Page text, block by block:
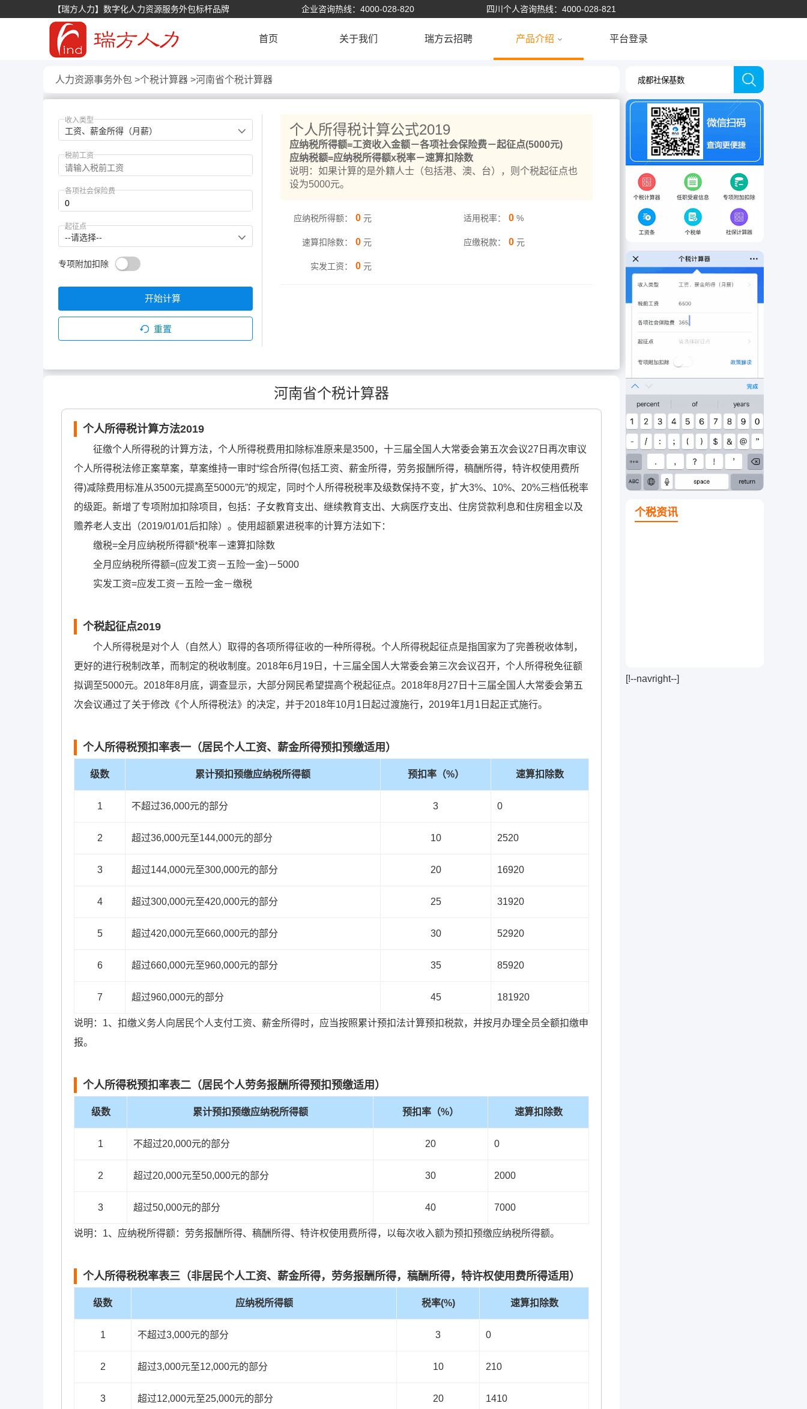
【瑞方人力】数字化人力资源服务外包标杆品牌 企业咨询热线：4000-028-820 四川个人咨询热线：4000-028-821
首页 关于我们 瑞方云招聘 产品介绍 平台登录
人力资源事务外包 个税计算器 河南省个税计算器
收入类型
工资、薪金所得（月薪）
税前工资
各项社会保险费
起征点
--请选择--
专项附加扣除
开始计算
重置
个人所得税计算公式2019
应纳税所得额=工资收入金额－各项社会保险费－起征点(5000元)
应纳税额=应纳税所得额x税率－速算扣除数
说明：如果计算的是外籍人士（包括港、澳、台），则个税起征点也
设为5000元。
应纳税所得额： 0 元 适用税率： 0%
速算扣除数： 0 元 应缴税款： 0元
实发工资： 0 元
河南省个税计算器
个人所得税计算方法2019
征缴个人所得税的计算方法，个人所得税费用扣除标准原来是3500，十三届全国人大常委会第五次会议27日再次审议
个人所得税法修正案草案，草案维持一审时“综合所得(包括工资、薪金所得，劳务报酬所得，稿酬所得，特许权使用费所
得)减除费用标准从3500元提高至5000元”的规定，同时个人所得税税率及级数保持不变，扩大3%、10%、20%三档低税率
的级距。新增了专项附加扣除项目，包括：子女教育支出、继续教育支出、大病医疗支出、住房贷款利息和住房租金以及
赡养老人支出（2019/01/01后扣除）。使用超额累进税率的计算方法如下：
缴税=全月应纳税所得额*税率－速算扣除数
全月应纳税所得额=(应发工资－五险一金)－5000
实发工资=应发工资－五险一金－缴税
个税起征点2019
个人所得税是对个人（自然人）取得的各项所得征收的一种所得税。个人所得税起征点是指国家为了完善税收体制，
更好的进行税制改革，而制定的税收制度。2018年6月19日，十三届全国人大常委会第三次会议召开，个人所得税免征额
拟调至5000元。2018年8月底，调查显示，大部分网民希望提高个税起征点。2018年8月27日十三届全国人大常委会第五
次会议通过了关于修改《个人所得税法》的决定，并于2018年10月1日起过渡施行，2019年1月1日起正式施行。
个人所得税预扣率表一（居民个人工资、薪金所得预扣预缴适用）
级数 累计预扣预缴应纳税所得额 预扣率（%） 速算扣除数
1 不超过36,000元的部分 3 0
2 超过36,000元至144,000元的部分 10 2520
3 超过144,000元至300,000元的部分 20 16920
4 超过300,000元至420,000元的部分 25 31920
5 超过420,000元至660,000元的部分 30 52920
6 超过660,000元至960,000元的部分 35 85920
7 超过960,000元的部分 45 181920
说明：1、扣缴义务人向居民个人支付工资、薪金所得时，应当按照累计预扣法计算预扣税款，并按月办理全员全额扣缴申
报。
个人所得税预扣率表二（居民个人劳务报酬所得预扣预缴适用）
级数 累计预扣预缴应纳税所得额 预扣率（%） 速算扣除数
1 不超过20,000元的部分 20 0
2 超过20,000元至50,000元的部分 30 2000
3 超过50,000元的部分 40 7000
说明：1、应纳税所得额：劳务报酬所得、稿酬所得、特许权使用费所得，以每次收入额为预扣预缴应纳税所得额。
个人所得税税率表三（非居民个人工资、薪金所得，劳务报酬所得，稿酬所得，特许权使用费所得适用）
级数 应纳税所得额 税率(%) 速算扣除数
1 不超过3,000元的部分 3 0
2 超过3,000元至12,000元的部分 10 210
3 超过12,000元至25,000元的部分 20 1410
个税资讯
[!--navright--]